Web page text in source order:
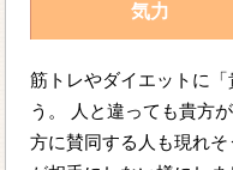
気力
筋トレやダイエットに
う。 人と違っても貴方
方に賛同する人も現れ